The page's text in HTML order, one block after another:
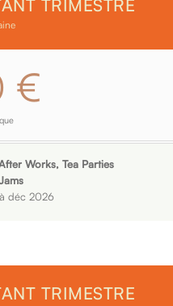
TRIMESTRE
€
Works, Tea Parties
déc 2026
TRIMESTRE